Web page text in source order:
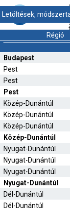
Régió
Budapest
Pest
Pest
Pest
Közép-Dunántúl
Közép-Dunántúl
Közép-Dunántúl
Közép-Dunántúl
Nyugat-Dunántúl
Nyugat-Dunántúl
Nyugat-Dunántúl
Nyugat-Dunántúl
Dél-Dunántúl
Dél-Dunántúl